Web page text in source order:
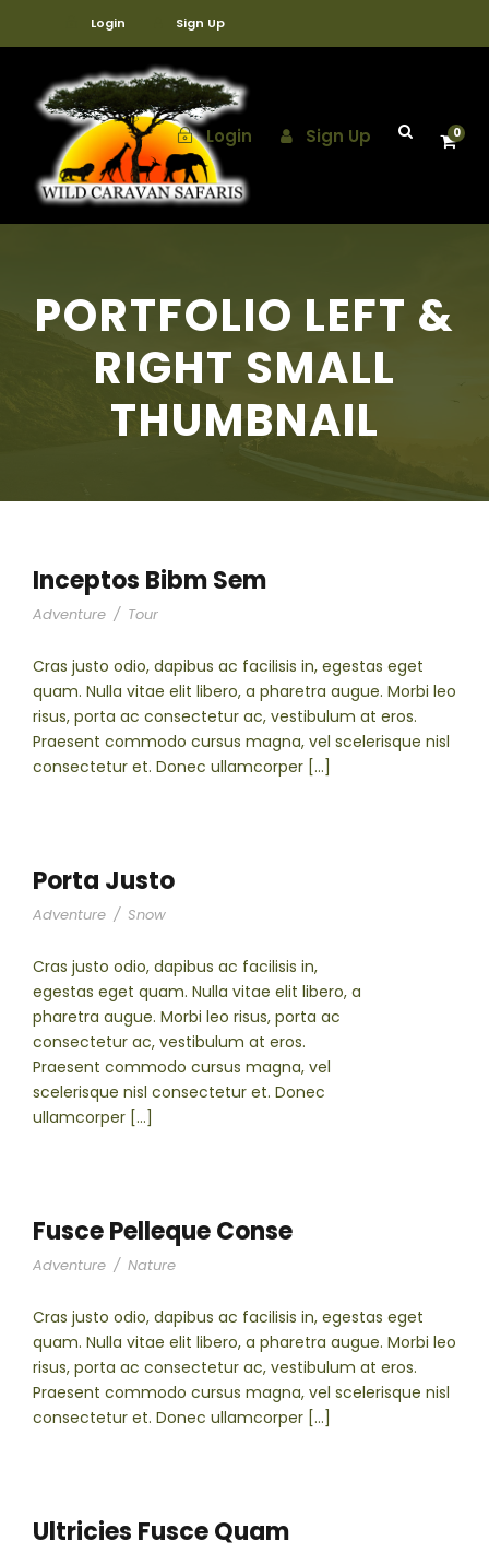
Login Sign Up
Login Sign Up 0
PORTFOLIO LEFT &
RIGHT SMALL
THUMBNAIL
Inceptos Bibm Sem
Adventure / Tour
Cras justo odio, dapibus ac facilisis in, egestas eget
quam. Nulla vitae elit libero, a pharetra augue. Morbi leo
risus, porta ac consectetur ac, vestibulum at eros.
Praesent commodo cursus magna, vel scelerisque nisl
consectetur et. Donec ullamcorper […]
Porta Justo
Adventure / Snow
Cras justo odio, dapibus ac facilisis in,
egestas eget quam. Nulla vitae elit libero, a
pharetra augue. Morbi leo risus, porta ac
consectetur ac, vestibulum at eros.
Praesent commodo cursus magna, vel
scelerisque nisl consectetur et. Donec
ullamcorper […]
Fusce Pelleque Conse
Adventure / Nature
Cras justo odio, dapibus ac facilisis in, egestas eget
quam. Nulla vitae elit libero, a pharetra augue. Morbi leo
risus, porta ac consectetur ac, vestibulum at eros.
Praesent commodo cursus magna, vel scelerisque nisl
consectetur et. Donec ullamcorper […]
Ultricies Fusce Quam